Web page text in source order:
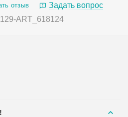
отзыв
Задать вопрос
ART_618124